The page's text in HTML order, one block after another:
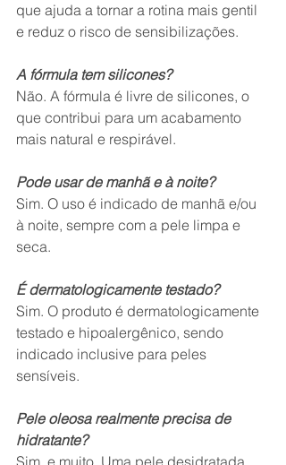
que ajuda a tornar a rotina mais gentil
e reduz o risco de sensibilizações.
A fórmula tem silicones?
Não. A fórmula é livre de silicones, o
que contribui para um acabamento
mais natural e respirável.
Pode usar de manhã e à noite?
Sim. O uso é indicado de manhã e/ou
à noite, sempre com a pele limpa e
seca.
É dermatologicamente testado?
Sim. O produto é dermatologicamente
testado e hipoalergênico, sendo
indicado inclusive para peles
sensíveis.
Pele oleosa realmente precisa de
hidratante?